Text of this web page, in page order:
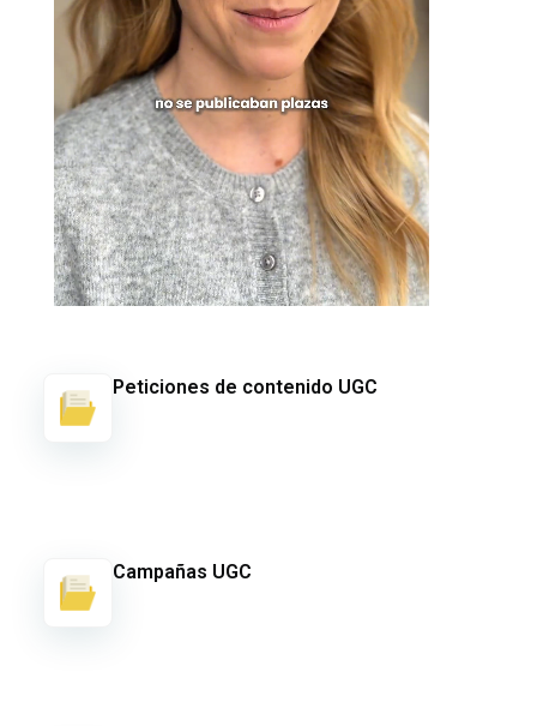
Peticiones de contenido UGC
Campañas UGC